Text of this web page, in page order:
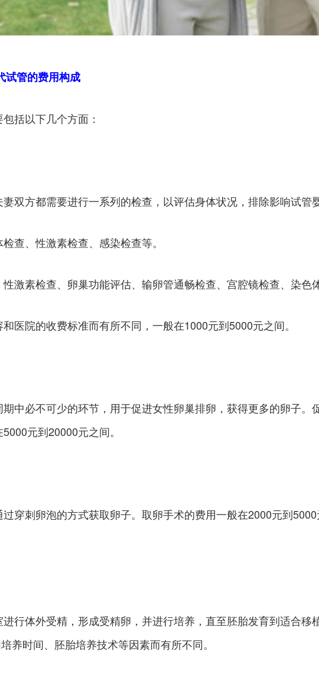
试管的费用构成
括以下几个方面：
双方都需要进行一系列的检查，以评估身体状况，排除影响试管
查、性激素检查、感染检查等。
激素检查、卵巢功能评估、输卵管通畅检查、宫腔镜检查、染色
医院的收费标准而有所不同，一般在1000元到5000元之间。
中必不可少的环节，用于促进女性卵巢排卵，获得更多的卵子
元到20000元之间。
穿刺卵泡的方式获取卵子。取卵手术的费用一般在2000元到
行体外受精，形成受精卵，并进行培养，直至胚胎发育到适合移
养时间、胚胎培养技术等因素而有所不同。